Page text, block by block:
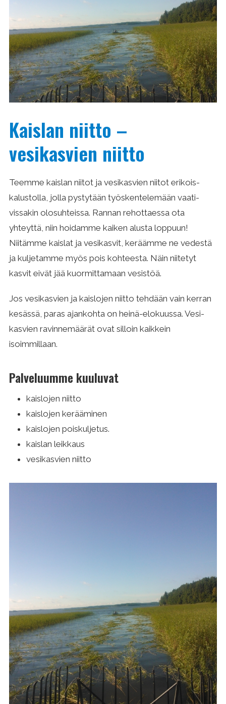
Kaislan niitto –
vesikasvien niitto
Teemme kaislan niitot ja vesikasvien niitot erikois­
kalus­tolla, jolla pystytään työsken­telemään vaati­
vissakin olosuhteissa. Rannan rehottaessa ota
yhteyttä, niin hoidamme kaiken alusta loppuun!
Niitämme kaislat ja vesikasvit, keräämme ne vedestä
ja kuljetamme myös pois kohteesta. Näin niitetyt
kasvit eivät jää kuormit­tamaan vesistöä.
Jos vesikasvien ja kaislojen niitto tehdään vain kerran
kesässä, paras ajankohta on heinä-elokuussa. Vesi­
kasvien ravinne­määrät ovat silloin kaikkein
isoimmillaan.
Palveluumme kuuluvat
kaislojen niitto
kaislojen kerääminen
kaislojen poiskuljetus.
kaislan leikkaus
vesikasvien niitto